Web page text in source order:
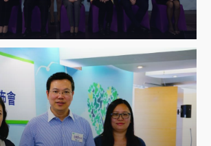
3‧8女青日」 暨第九
出婦女義工選舉」頒獎
工精神彰顯
兒童志願調查」結果